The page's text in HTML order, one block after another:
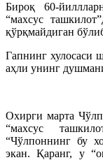
Бироқ 60-
“махсус
қўрқмайдиган
Гапнинг хулосаси
аҳли унинг
Охирги марта
“махсус
“Чўлпоннинг бу
экан. Қаранг, у